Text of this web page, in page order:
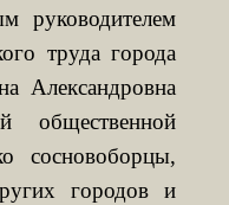
руководителем
труда города
Александровна
общественной
сосновоборцы,
городов и